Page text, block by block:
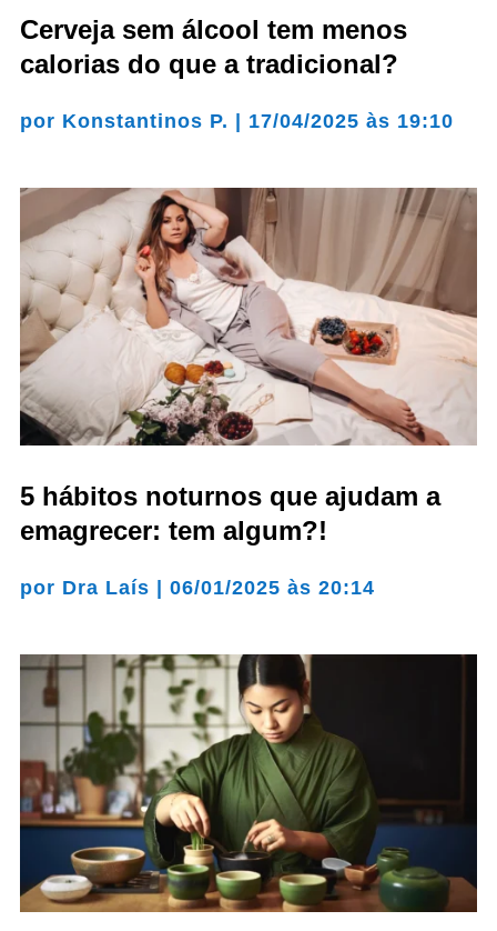
Cerveja sem álcool tem menos
calorias do que a tradicional?
por Konstantinos P. 17/04/2025 às 19:10
5 hábitos noturnos que ajudam a
emagrecer: tem algum?!
por Dra Laís 06/01/2025 às 20:14